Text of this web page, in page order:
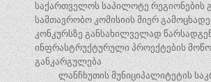
საქართველოს საპილოტე რეგიონების
სამთავრობო კომისიის მიერ
კონკურსზე განსახილველად
ინფრასტრუქტურული პროექტების
განკარგულება
ლანჩხუთის მუნიციპალიტეტის